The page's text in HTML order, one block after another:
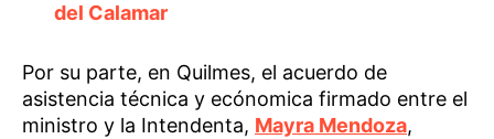
del Calamar
Por su parte, en Quilmes, el acuerdo de
asistencia técnica y ecónomica firmado entre el
ministro y la Intendenta, Mayra Mendoza,